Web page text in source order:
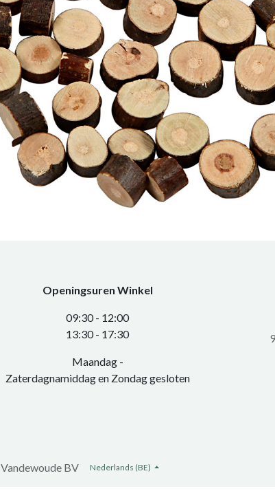
Openingsuren Winkel
0​9:30 - 12:00
​13:30 - 17:30​
Maandag -
Zaterdagnamiddag en Zondag gesloten
Vandewoude BV Nederlands (BE)